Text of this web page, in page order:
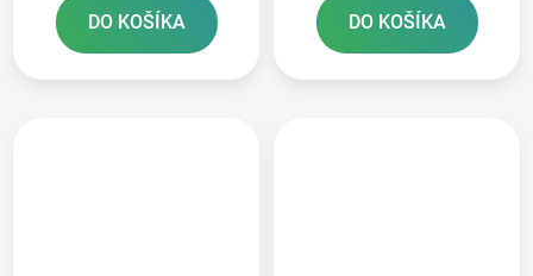
DO KOŠÍKA DO KOŠÍKA